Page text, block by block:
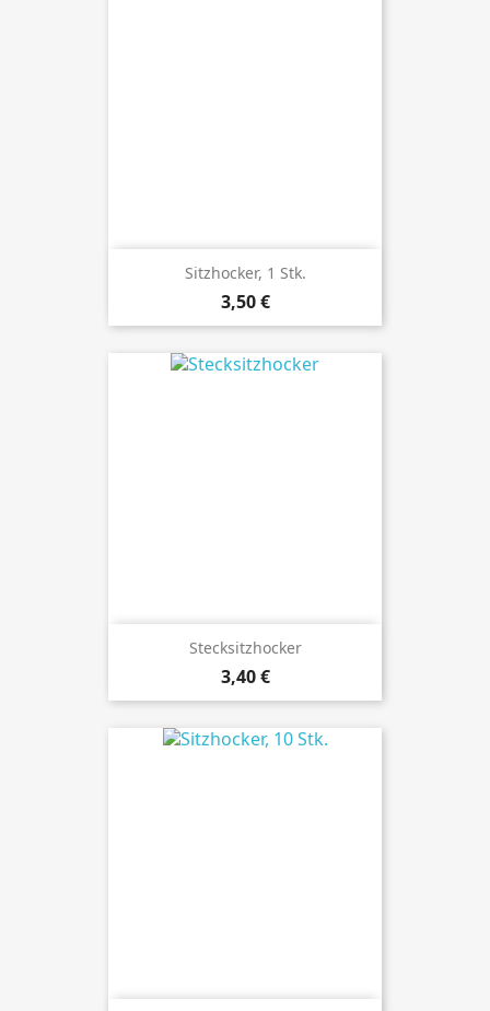
Sitzhocker, 1 Stk.
Preis
3,50 €
Stecksitzhocker
Preis
3,40 €